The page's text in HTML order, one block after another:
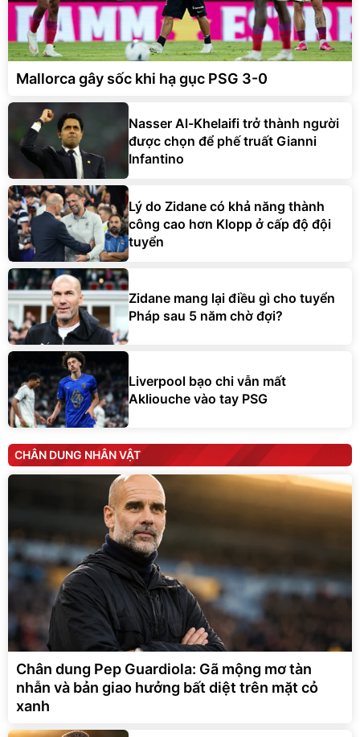
Mallorca gây sốc khi hạ gục PSG 3-0
Nasser Al-Khelaifi trở thành người
được chọn để phế truất Gianni
Infantino
Lý do Zidane có khả năng thành
công cao hơn Klopp ở cấp độ đội
tuyển
Zidane mang lại điều gì cho tuyển
Pháp sau 5 năm chờ đợi?
Liverpool bạo chi vẫn mất
Akliouche vào tay PSG
CHÂN DUNG NHÂN VẬT
Chân dung Pep Guardiola: Gã mộng mơ tàn
nhẫn và bản giao hưởng bất diệt trên mặt cỏ
xanh